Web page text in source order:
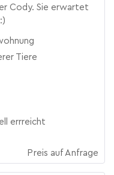
Cody. Sie erwartet
Tiere
errreicht
Preis auf Anfrage